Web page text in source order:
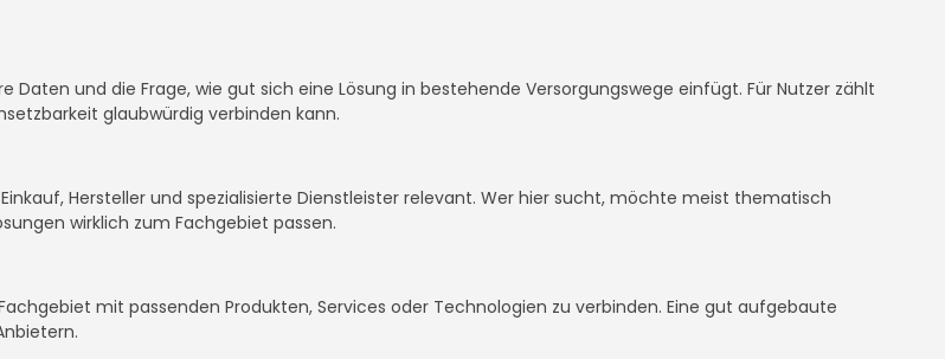
Daten und die Frage, wie gut sich eine Lösung in bestehende Versorgungswege einfügt. Für Nutzer zählt
glaubwürdig verbinden kann.
Hersteller und spezialisierte Dienstleister relevant. Wer hier sucht, möchte meist thematisch
wirklich zum Fachgebiet passen.
mit passenden Produkten, Services oder Technologien zu verbinden. Eine gut aufgebaute